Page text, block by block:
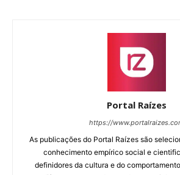
Portal Raízes
https://
As publicações do Portal Raízes são
conhecimento empírico social e
definidores da cultura e do